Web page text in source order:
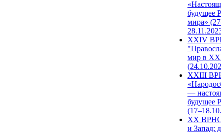
будущее
мира»
XXIV
мир в
XXIII
—
будущее
XX ВРНС
и Запад: